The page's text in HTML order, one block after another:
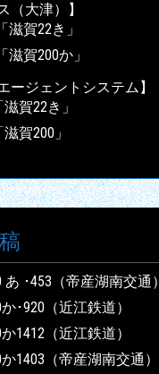
（大津）】
滋賀22き」
滋賀200か」
ージェントシステム】
滋賀22き」
賀200」
･453（帝産湖南交通）
･920（近江鉄道）
1412（近江鉄道）
1403（帝産湖南交通）